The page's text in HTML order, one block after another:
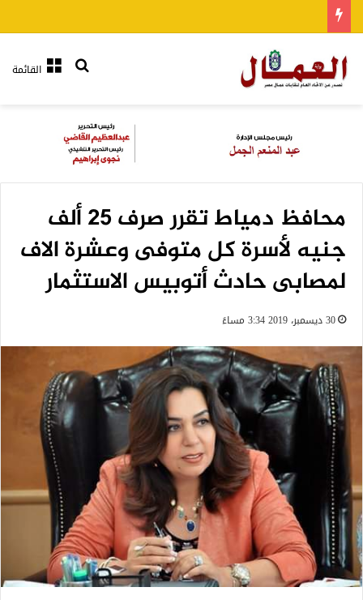
القائمةبحث عن
محافظ دمياط تقرر صرف ٢٥ ألف
جنيه لأسرة كل متوفى وعشرة الاف
لمصابى حادث أتوبيس الاستثمار
30 ديسمبر، 2019 3:34 مساءً